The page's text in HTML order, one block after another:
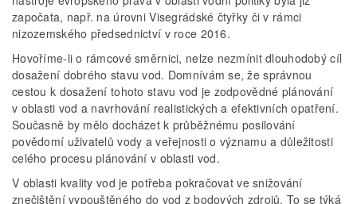
započata, např. na úrovni Visegrádské čtyřky či v rámci
nizozemského předsednictví v roce 2016.
Hovoříme-li o rámcové směrnici, nelze nezmínit dlouhodobý cíl
dosažení dobrého stavu vod. Domnívám se, že správnou
cestou k dosažení tohoto stavu vod je zodpovědné plánování
v oblasti vod a navrhování realistických a efektivních opatření.
Současně by mělo docházet k průběžnému posilování
povědomí uživatelů vody a veřejnosti o významu a důležitosti
celého procesu plánování v oblasti vod.
V oblasti kvality vod je potřeba pokračovat ve snižování
znečištění vypouštěného do vod z bodových zdrojů. To se týká